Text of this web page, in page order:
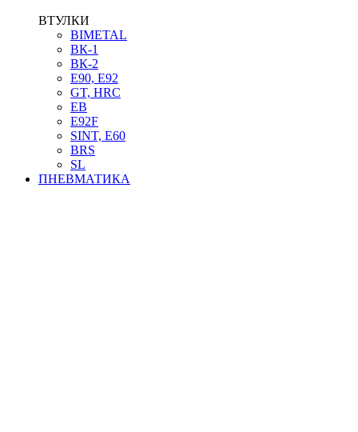
ВТУЛКИ
BIMETAL
ВК-1
ВК-2
Е90, E92
GT, HRC
EB
Е92F
SINT, E60
BRS
SL
ПНЕВМАТИКА